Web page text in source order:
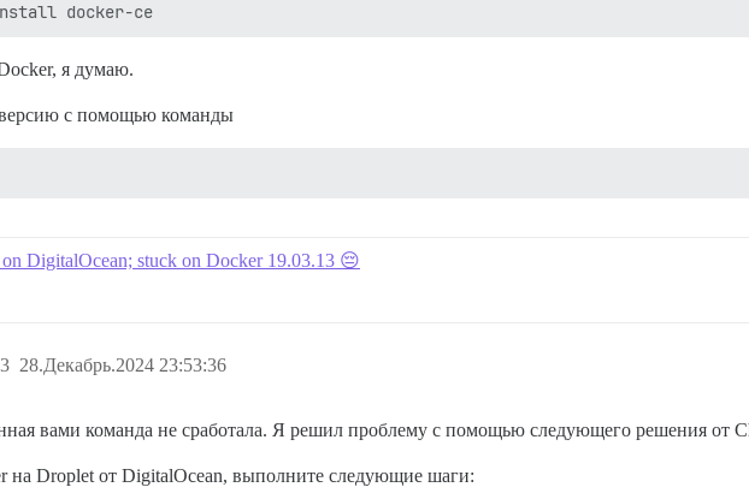
я думаю.
с помощью команды
DigitalOcean; stuck on Docker 19.03.13 😔
28.Декабрь.2024 23:53:36
3
вами команда не сработала. Я решил проблему с помощью следующего решения от
на Droplet от DigitalOcean, выполните следующие шаги: